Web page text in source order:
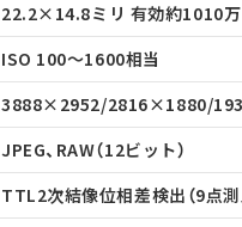
22.2×14.8ミリ 有効約1010
ISO 100～1600相当
3888×2952/2816×1880/
JPEG、RAW（12ビット）
TTL2次結像位相差検出（9点測